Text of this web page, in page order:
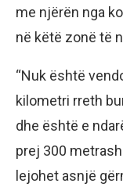
me njërën nga
në këtë zonë të
“Nuk është
kilometri rreth
dhe është e
prej 300
lejohet asnjë